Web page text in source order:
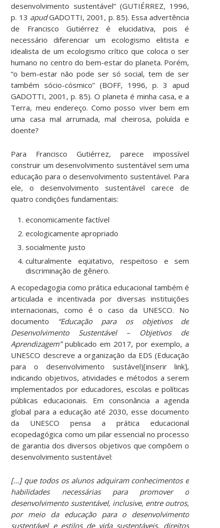
desenvolvimento sustentável” (GUTIÉRREZ, 1996,
p. 13 apudGADOTTI, 2001, p. 85). Essa advertência
de Francisco Gutiérrez é elucidativa, pois é
necessário diferenciar um ecologismo elitista e
idealista de um ecologismo crítico que coloca o ser
humano no centro do bem-estar do planeta. Porém,
“o bem-estar não pode ser só social, tem de ser
também sócio-cósmico” (BOFF, 1996, p. 3 apud
GADOTTI, 2001, p. 85). O planeta é minha casa, e a
Terra, meu endereço. Como posso viver bem em
uma casa mal arrumada, mal cheirosa, poluída e
doente?
Para Francisco Gutiérrez, parece impossível
construir um desenvolvimento sustentável sem uma
educação para o desenvolvimento sustentável. Para
ele, o desenvolvimento sustentável carece de
quatro condições fundamentais:
economicamente factível
ecologicamente apropriado
socialmente justo
culturalmente eqüitativo, respeitoso e sem
discriminação de gênero.
A ecopedagogia como prática educacional também é
articulada e incentivada por diversas instituições
internacionais, como é o caso da UNESCO. No
documento “Educação para os objetivos de
Desenvolvimento Sustentável – Objetivos de
Aprendizagem”publicado em 2017, por exemplo, a
UNESCO descreve a organização da EDS (Educação
para o desenvolvimento sustável)[inserir link],
indicando objetivos, atividades e métodos a serem
implementados por educadores, escolas e políticas
públicas educacionais. Em consonância a agenda
global para a educação até 2030, esse documento
da UNESCO pensa a prática educacional
ecopedagógica como um pilar essencial no processo
de garantia dos diversos objetivos que compõem o
desenvolvimento sustentável:
[…] que todos os alunos adquiram conhecimentos e
habilidades necessárias para promover o
desenvolvimento sustentável, inclusive, entre outros,
por meio da educação para o desenvolvimento
sustentável e estilos de vida sustentáveis, direitos